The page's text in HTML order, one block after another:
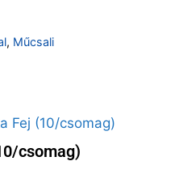
, Műcsali
csomag)